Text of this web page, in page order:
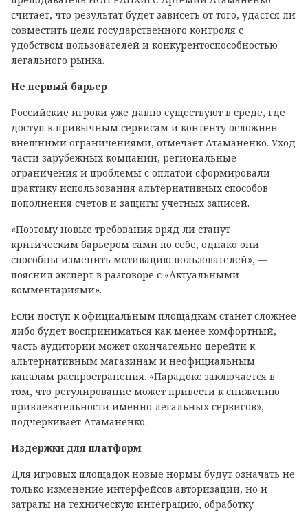
считает, что результат будет зависеть от того, удастся ли
совместить цели государственного контроля с
удобством пользователей и конкурентоспособностью
легального рынка.
Не первый барьер
Российские игроки уже давно существуют в среде, где
доступ к привычным сервисам и контенту осложнен
внешними ограничениями, отмечает Атаманенко. Уход
части зарубежных компаний, региональные
ограничения и проблемы с оплатой сформировали
практику использования альтернативных способов
пополнения счетов и защиты учетных записей.
«Поэтому новые требования вряд ли станут
критическим барьером сами по себе, однако они
способны изменить мотивацию пользователей», —
пояснил эксперт в разговоре с «Актуальными
комментариями».
Если доступ к официальным площадкам станет сложнее
либо будет восприниматься как менее комфортный,
часть аудитории может окончательно перейти к
альтернативным магазинам и неофициальным
каналам распространения. «Парадокс заключается в
том, что регулирование может привести к снижению
привлекательности именно легальных сервисов», —
подчеркивает Атаманенко.
Издержки для платформ
Для игровых площадок новые нормы будут означать не
только изменение интерфейсов авторизации, но и
затраты на техническую интеграцию, обработку